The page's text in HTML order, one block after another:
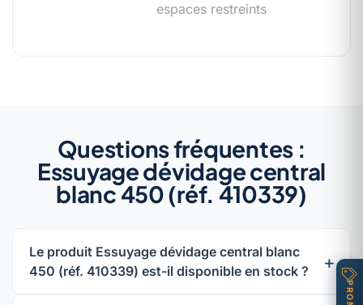
espaces restreints
Questions fréquentes :
Essuyage dévidage central
blanc 450 (réf. 410339)
Le produit Essuyage dévidage central blanc
450 (réf. 410339) est-il disponible en stock ?